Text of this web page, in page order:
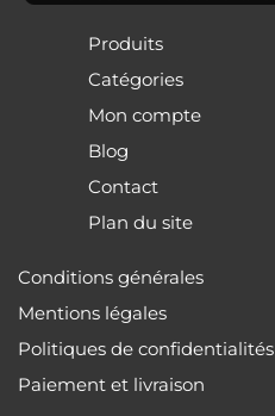
Produits
Catégories
Mon compte
Blog
Contact
Plan du site
Conditions générales
Mentions légales
Politiques de confidentialités
Paiement et livraison